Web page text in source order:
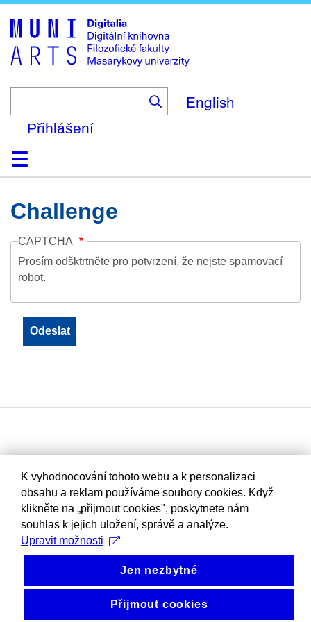
to
main
content
English
Přihlášení
DomůKolekce
Prohlížení
Vyhledávání
O platformě
Nápověda
KontaktDigitalia
Challenge
CAPTCHA
Prosím odšktrtněte pro potvrzení, že nejste spamovací
robot.
K vyhodnocování tohoto webu a k personalizaci
obsahu a reklam používáme soubory cookies. Když
klikněte na „přijmout cookies", poskytnete nám
souhlas k jejich uložení, správě a analýze.
Upravit možnosti
Jen nezbytné
Přijmout cookies